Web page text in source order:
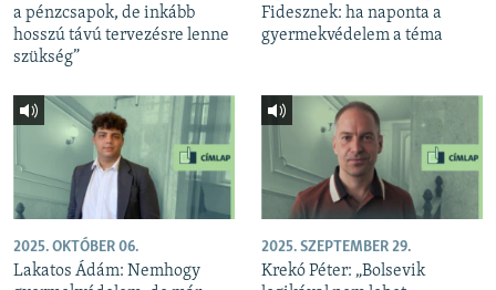
a pénzcsapok, de inkább
hosszú távú tervezésre lenne
szükség”
Fidesznek: ha naponta a
gyermekvédelem a téma
2025. OKTÓBER 06.
Lakatos Ádám: Nemhogy
2025. SZEPTEMBER 29.
Krekó Péter: „Bolsevik